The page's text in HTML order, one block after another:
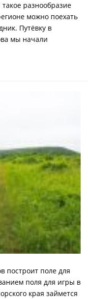
разнообразие
можно поехать
Путёвку в
мы начали
построит поле для
поля для игры в
края займется